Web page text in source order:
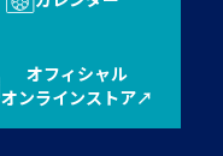
オフィシャル
オンラインストア